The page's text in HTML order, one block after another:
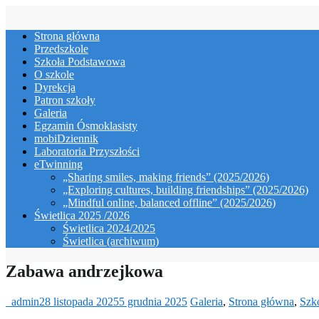
contentStrona główna
Przedszkole
Szkoła Podstawowa
O szkole
Dyrekcja
Patron szkoły
Galeria
Egzamin Ósmoklasisty
mobiDziennik
Laboratoria Przyszłości
eTwinning
„Sharing smiles, making friends” (2025/2026)
„Exploring cultures, building friendships” (2025/2026)
„Mindful online, balanced offline” (2025/2026)
Świetlica 2025 /2026
Świetlica 2024/2025
Świetlica (archiwum)
Zabawa andrzejkowa
_admin28 listopada 20255 grudnia 2025 Galeria, Strona główna,